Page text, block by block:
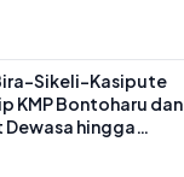
Sikeli-Kasipute
KMP Bontoharu dan
Dewasa hingga
IX